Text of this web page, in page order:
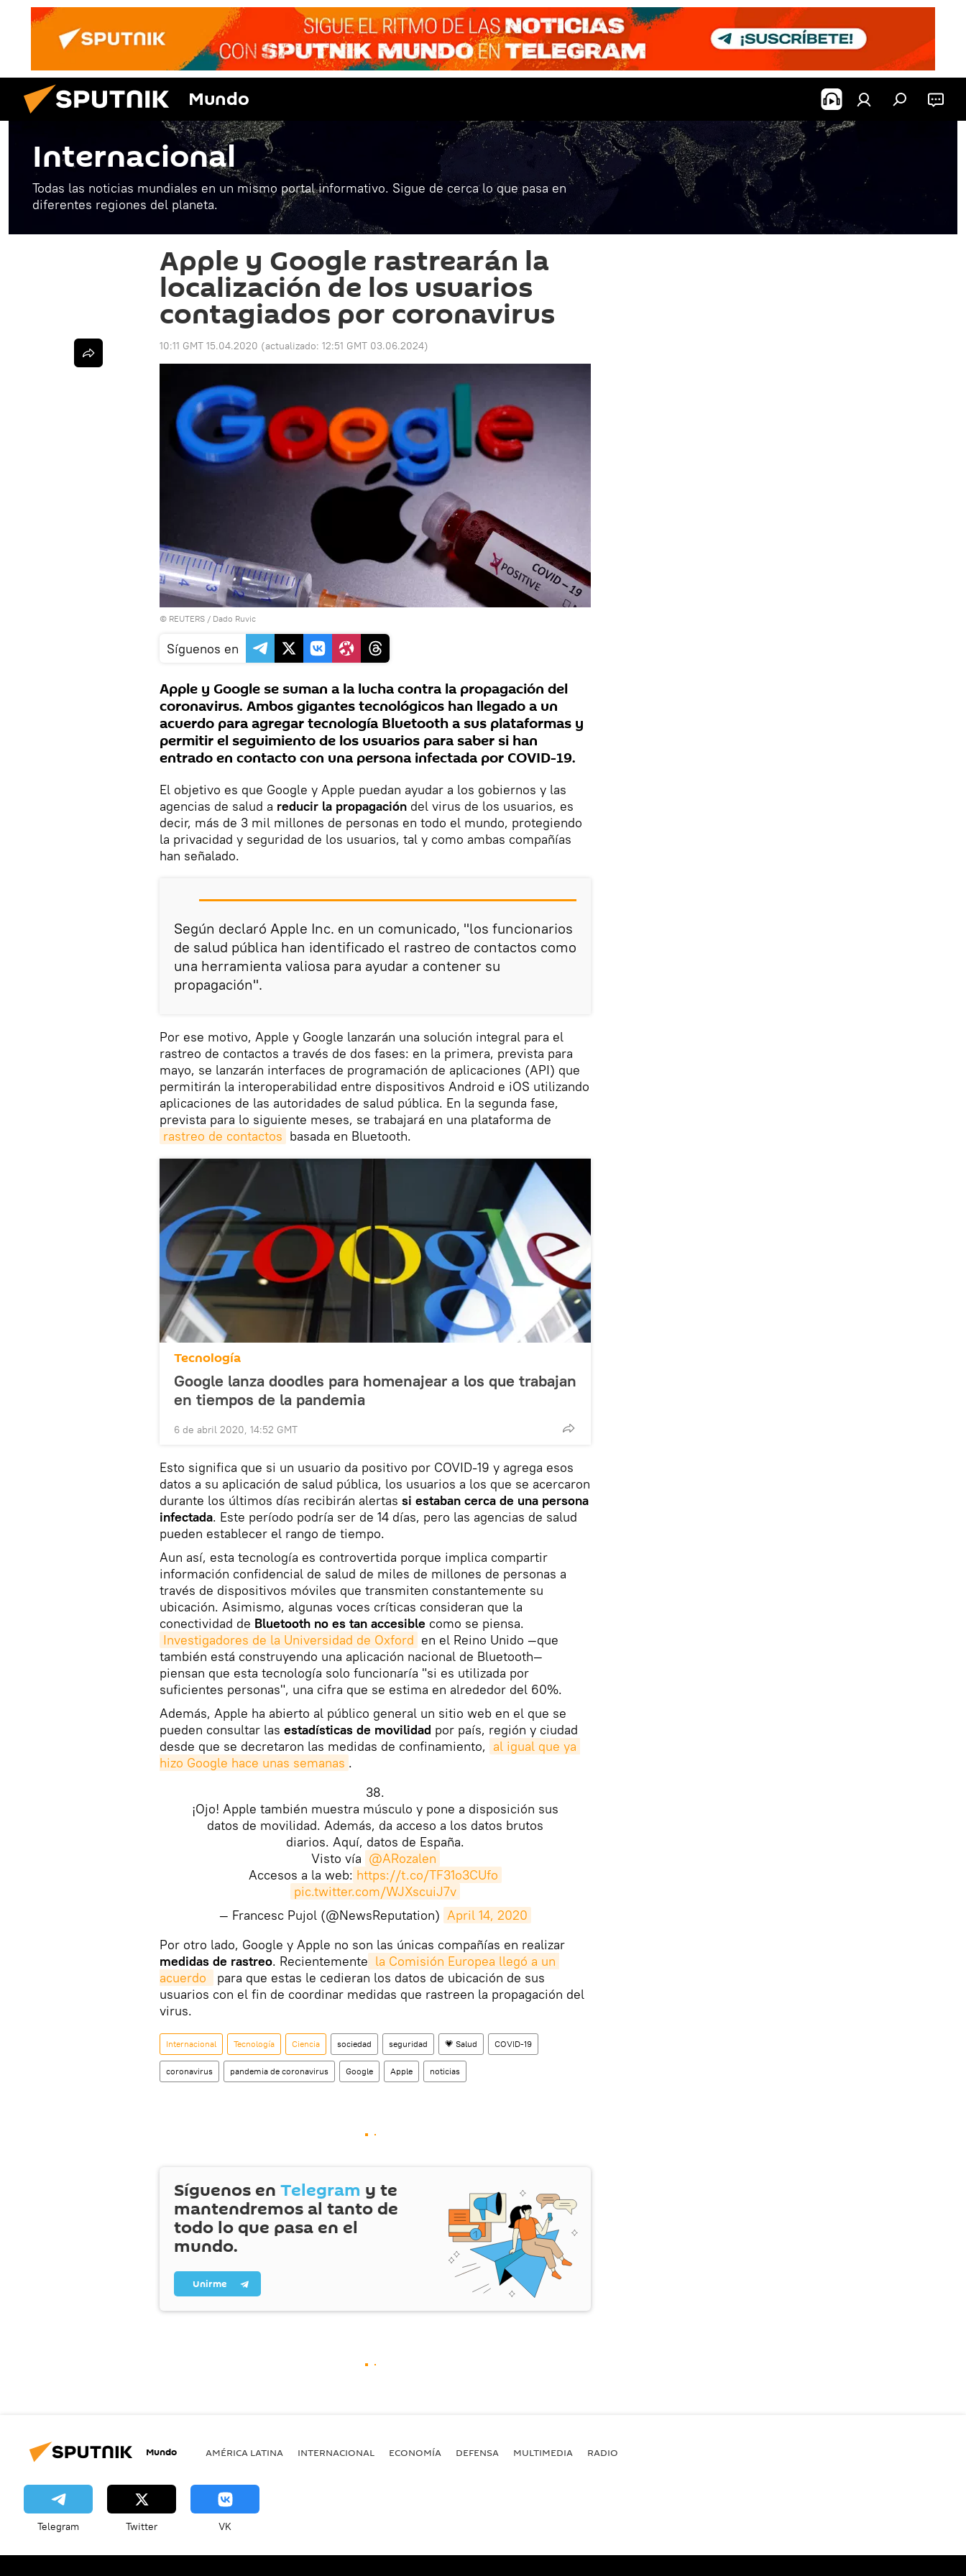
Mundo
Internacional
Todas las noticias mundiales en un mismo portal informativo. Sigue de cerca lo que pasa en
diferentes regiones del planeta.
Apple y Google rastrearán la
localización de los usuarios
contagiados por coronavirus
10:11 GMT 15.04.2020 (actualizado: 12:51 GMT 03.06.2024)
© REUTERS / Dado Ruvic
Síguenos en
Apple y Google se suman a la lucha contra la propagación del
coronavirus. Ambos gigantes tecnológicos han llegado a un
acuerdo para agregar tecnología Bluetooth a sus plataformas y
permitir el seguimiento de los usuarios para saber si han
entrado en contacto con una persona infectada por COVID-19.
El objetivo es que Google y Apple puedan ayudar a los gobiernos y las
agencias de salud a reducir la propagación del virus de los usuarios, es
decir, más de 3 mil millones de personas en todo el mundo, protegiendo
la privacidad y seguridad de los usuarios, tal y como ambas compañías
han señalado.
Según declaró Apple Inc. en un comunicado, "los funcionarios
de salud pública han identificado el rastreo de contactos como
una herramienta valiosa para ayudar a contener su
propagación".
Por ese motivo, Apple y Google lanzarán una solución integral para el
rastreo de contactos a través de dos fases: en la primera, prevista para
mayo, se lanzarán interfaces de programación de aplicaciones (API) que
permitirán la interoperabilidad entre dispositivos Android e iOS utilizando
aplicaciones de las autoridades de salud pública. En la segunda fase,
prevista para lo siguiente meses, se trabajará en una plataforma de
rastreo de contactos basada en Bluetooth.
Tecnología
Google lanza doodles para homenajear a los que trabajan
en tiempos de la pandemia
6 de abril 2020, 14:52 GMT
Esto significa que si un usuario da positivo por COVID-19 y agrega esos
datos a su aplicación de salud pública, los usuarios a los que se acercaron
durante los últimos días recibirán alertas si estaban cerca de una persona
infectada. Este período podría ser de 14 días, pero las agencias de salud
pueden establecer el rango de tiempo.
Aun así, esta tecnología es controvertida porque implica compartir
información confidencial de salud de miles de millones de personas a
través de dispositivos móviles que transmiten constantemente su
ubicación. Asimismo, algunas voces críticas consideran que la
conectividad de Bluetooth no es tan accesible como se piensa.
Investigadores de la Universidad de Oxford en el Reino Unido —que
también está construyendo una aplicación nacional de Bluetooth—
piensan que esta tecnología solo funcionaría "si es utilizada por
suficientes personas", una cifra que se estima en alrededor del 60%.
​Además, Apple ha abierto al público general un sitio web en el que se
pueden consultar las estadísticas de movilidad por país, región y ciudad
desde que se decretaron las medidas de confinamiento, al igual que ya
hizo Google hace unas semanas .
38.
¡Ojo! Apple también muestra músculo y pone a disposición sus
datos de movilidad. Además, da acceso a los datos brutos
diarios. Aquí, datos de España.
Visto vía @ARozalen
Accesos a la web: https://t.co/TF31o3CUfo
pic.twitter.com/WJXscuiJ7v
— Francesc Pujol (@NewsReputation) April 14, 2020
​Por otro lado, Google y Apple no son las únicas compañías en realizar
medidas de rastreo. Recientemente la Comisión Europea llegó a un
acuerdo
para que estas le cedieran los datos de ubicación de sus
usuarios con el fin de coordinar medidas que rastreen la propagación del
virus.
Internacional Tecnología Ciencia sociedad seguridad 💗 Salud COVID-19
coronavirus pandemia de coronavirus Google Apple noticias
Síguenos en Telegram y te
mantendremos al tanto de
todo lo que pasa en el
mundo.
Unirme
Mundo AMÉRICA LATINA INTERNACIONAL ECONOMÍA DEFENSA MULTIMEDIA RADIO
Telegram Twitter VK